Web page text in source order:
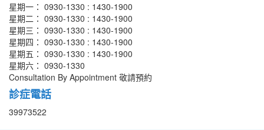
星期一： 0930-1330 : 1430-1900
星期二： 0930-1330 : 1430-1900
星期三： 0930-1330 : 1430-1900
星期四： 0930-1330 : 1430-1900
星期五： 0930-1330 : 1430-1900
星期六： 0930-1330
Consultation By Appointment 敬請預約
診症電話
39973522